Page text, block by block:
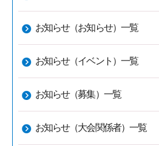
お知らせ（お知らせ）一覧
お知らせ（イベント）一覧
お知らせ（募集）一覧
お知らせ（大会関係者）一覧